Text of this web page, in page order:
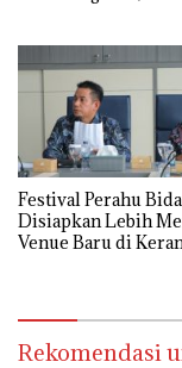
Festival Perahu
Disiapkan Lebih
Venue Baru di
Rekomendasi